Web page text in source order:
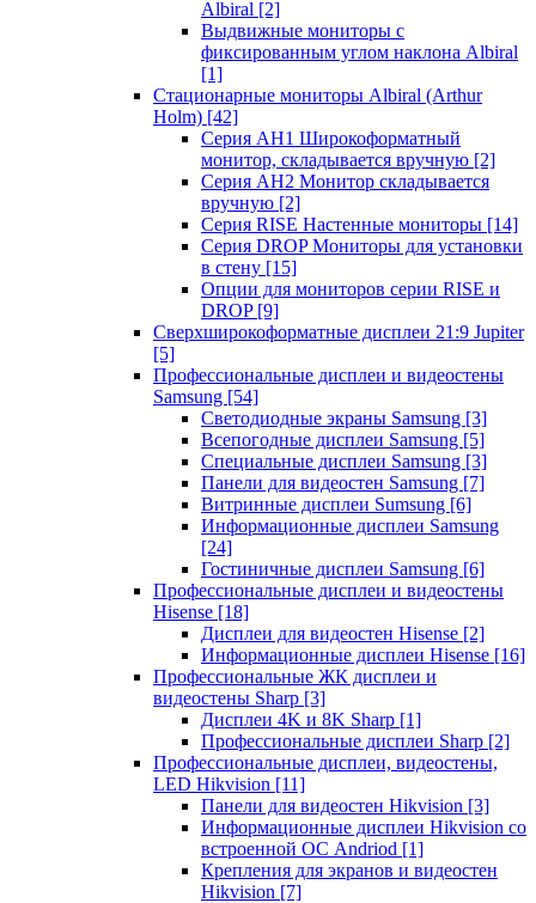
Albiral [2]
Выдвижные мониторы с
фиксированным углом наклона Albiral
[1]
Стационарные мониторы Albiral (Arthur
Holm) [42]
Серия AH1 Широкоформатный
монитор, складывается вручную [2]
Серия AH2 Монитор складывается
вручную [2]
Серия RISE Настенные мониторы [14]
Серия DROP Мониторы для установки
в стену [15]
Опции для мониторов серии RISE и
DROP [9]
Сверхширокоформатные дисплеи 21:9 Jupiter
[5]
Профессиональные дисплеи и видеостены
Samsung [54]
Светодиодные экраны Samsung [3]
Всепогодные дисплеи Samsung [5]
Специальные дисплеи Samsung [3]
Панели для видеостен Samsung [7]
Витринные дисплеи Sumsung [6]
Информационные дисплеи Samsung
[24]
Гостиничные дисплеи Samsung [6]
Профессиональные дисплеи и видеостены
Hisense [18]
Дисплеи для видеостен Hisense [2]
Информационные дисплеи Hisense [16]
Профессиональные ЖК дисплеи и
видеостены Sharp [3]
Дисплеи 4K и 8K Sharp [1]
Профессиональные дисплеи Sharp [2]
Профессиональные дисплеи, видеостены,
LED Hikvision [11]
Панели для видеостен Hikvision [3]
Информационные дисплеи Hikvision со
встроенной ОС Andriod [1]
Крепления для экранов и видеостен
Hikvision [7]